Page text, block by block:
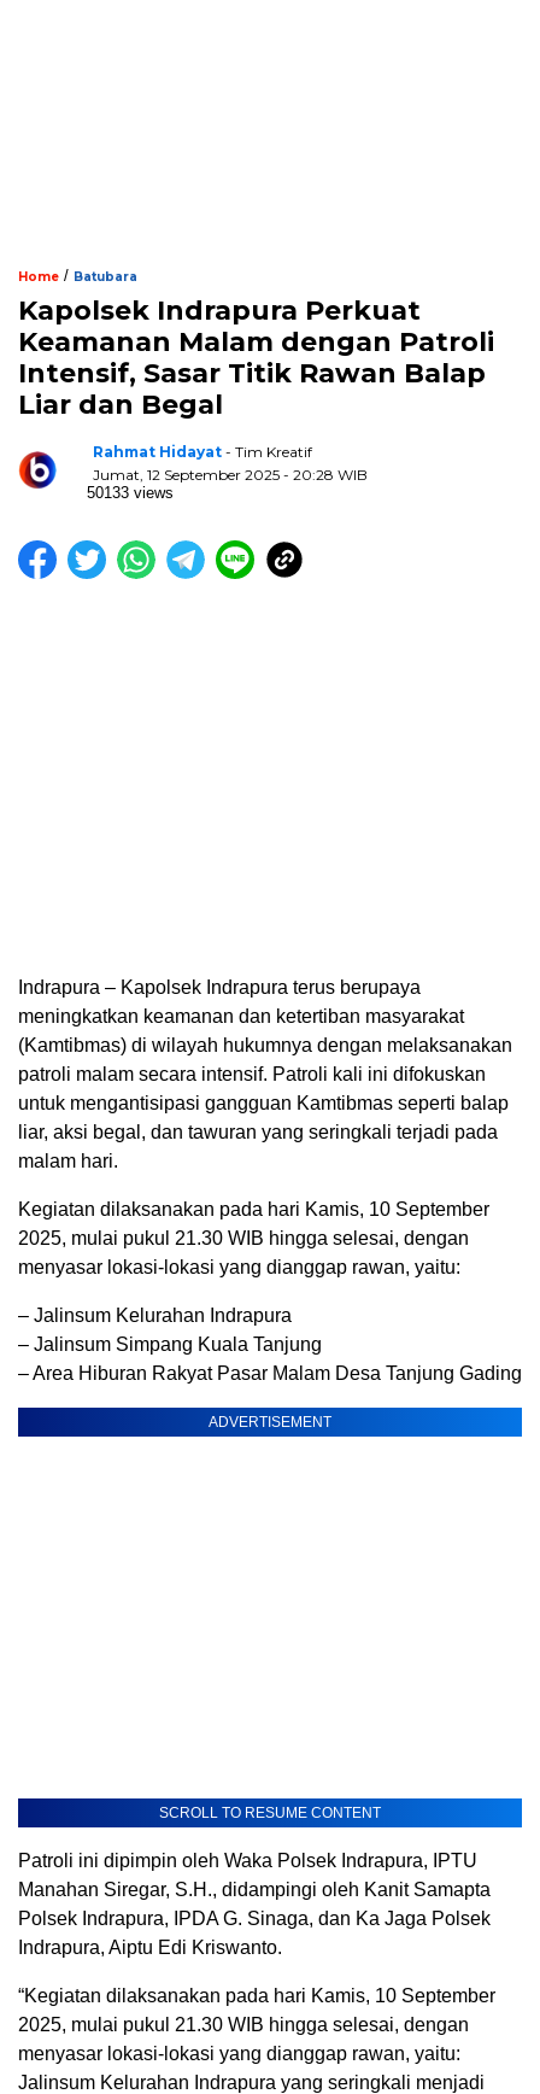
Home / Batubara
Kapolsek Indrapura Perkuat
Keamanan Malam dengan Patroli
Intensif, Sasar Titik Rawan Balap
Liar dan Begal
Rahmat Hidayat - Tim Kreatif
Jumat, 12 September 2025 - 20:28 WIB
50133 views
Indrapura – Kapolsek Indrapura terus berupaya
meningkatkan keamanan dan ketertiban masyarakat
(Kamtibmas) di wilayah hukumnya dengan melaksanakan
patroli malam secara intensif. Patroli kali ini difokuskan
untuk mengantisipasi gangguan Kamtibmas seperti balap
liar, aksi begal, dan tawuran yang seringkali terjadi pada
malam hari.
Kegiatan dilaksanakan pada hari Kamis, 10 September
2025, mulai pukul 21.30 WIB hingga selesai, dengan
menyasar lokasi-lokasi yang dianggap rawan, yaitu:
– Jalinsum Kelurahan Indrapura
– Jalinsum Simpang Kuala Tanjung
– Area Hiburan Rakyat Pasar Malam Desa Tanjung Gading
ADVERTISEMENT
SCROLL TO RESUME CONTENT
Patroli ini dipimpin oleh Waka Polsek Indrapura, IPTU
Manahan Siregar, S.H., didampingi oleh Kanit Samapta
Polsek Indrapura, IPDA G. Sinaga, dan Ka Jaga Polsek
Indrapura, Aiptu Edi Kriswanto.
“Kegiatan dilaksanakan pada hari Kamis, 10 September
2025, mulai pukul 21.30 WIB hingga selesai, dengan
menyasar lokasi-lokasi yang dianggap rawan, yaitu:
Jalinsum Kelurahan Indrapura yang seringkali menjadi